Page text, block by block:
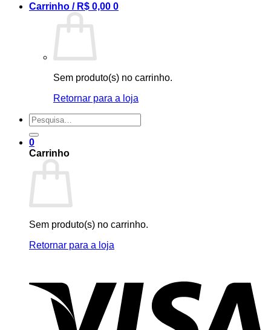
Carrinho / R$ 0,00 0
Sem produto(s) no carrinho.
Retornar para a loja
Pesquisar
por:
0
Carrinho
Sem produto(s) no carrinho.
Retornar para a loja